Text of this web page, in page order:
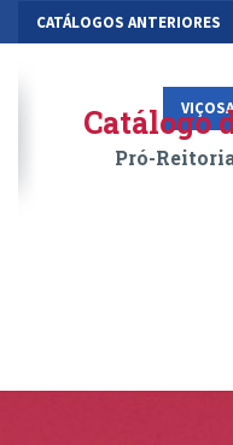
CATÁLOGOS ANTERIORES
VIÇOSA
Catálogo
Pró-